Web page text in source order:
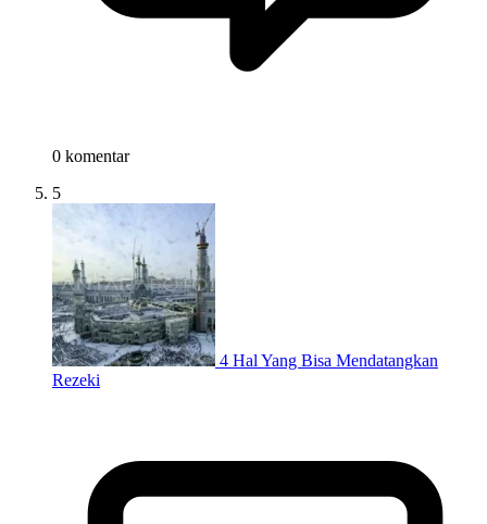
0 komentar
5
4 Hal Yang Bisa Mendatangkan
Rezeki